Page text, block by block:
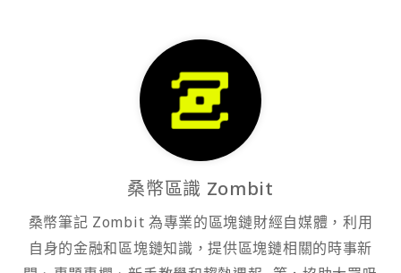
桑幣區識 Zombit
桑幣筆記 Zombit 為專業的區塊鏈財經自媒體，利用
自身的金融和區塊鏈知識，提供區塊鏈相關的時事新